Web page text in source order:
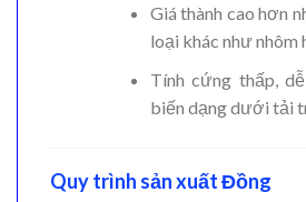
Giá thành cao hơn
loại khác như nhôm
Tính cứng thấp,
biến dạng dưới tải
Quy trình sản xuất Đồng